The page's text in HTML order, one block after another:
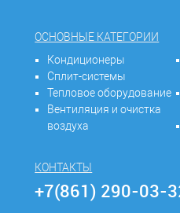
ОСНОВНЫЕ КАТЕГОРИИ
Кондиционеры
Сплит-системы
Тепловое оборудование
Вентиляция и очистка
воздуха
КОНТАКТЫ
+7(861) 290-03-